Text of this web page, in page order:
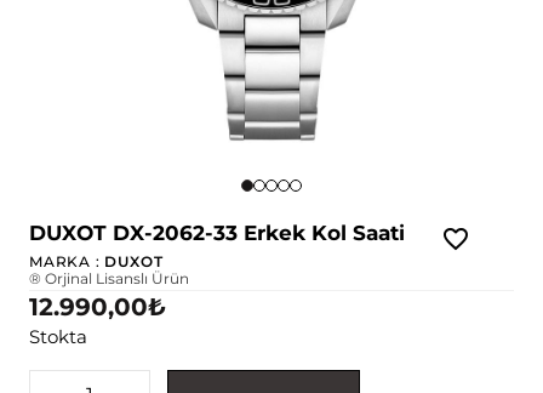
DUXOT DX-2062-33 Erkek Kol Saati
MARKA : DUXOT
® Orjinal Lisanslı Ürün
12.990,00₺
Stokta